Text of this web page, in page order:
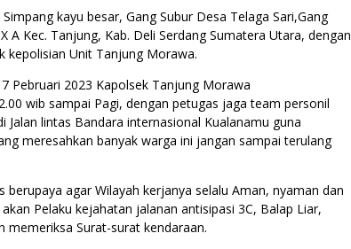
kayu besar, Gang Subur Desa Telaga Sari,Gang
A Kec. Tanjung, Kab. Deli Serdang Sumatera Utara, dengan
kepolisian Unit Tanjung Morawa.
Pebruari 2023 Kapolsek Tanjung Morawa
wib sampai Pagi, dengan petugas jaga team personil
lintas Bandara internasional Kualanamu guna
meresahkan banyak warga ini jangan sampai terulang
agar Wilayah kerjanya selalu Aman, nyaman dan
Pelaku kejahatan jalanan antisipasi 3C, Balap Liar,
memeriksa Surat-surat kendaraan.